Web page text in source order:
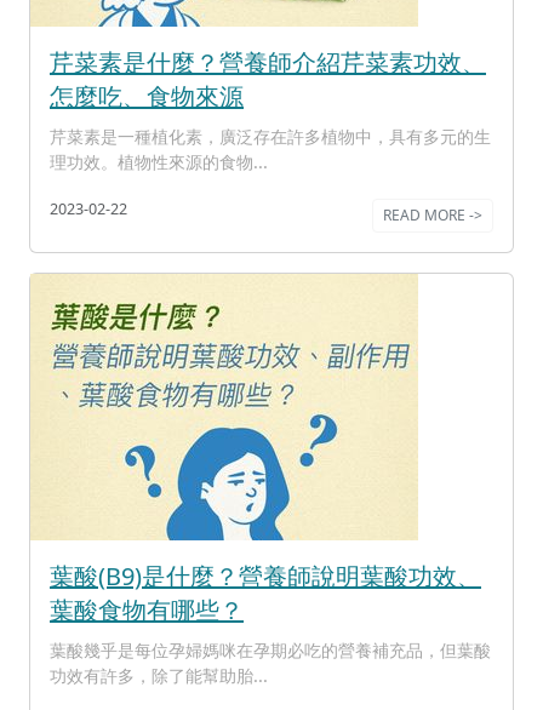
芹菜素是什麼？營養師介紹芹菜素功效、
怎麼吃、食物來源
芹菜素是一種植化素，廣泛存在許多植物中，具有多元的生
理功效。植物性來源的食物...
2023-02-22 READ MORE ->
葉酸(B9)是什麼？營養師說明葉酸功效、
葉酸食物有哪些？
葉酸幾乎是每位孕婦媽咪在孕期必吃的營養補充品，但葉酸
功效有許多，除了能幫助胎...